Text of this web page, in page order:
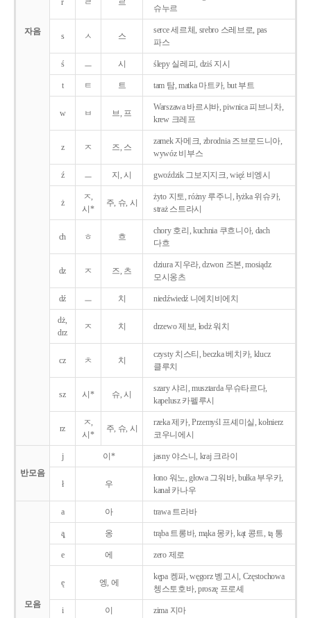
자음
r ㄹ 르
슈누르
s ㅅ 스
serce 세르체, srebro 스레브로, pas
파스
ś ㅡ 시 ślepy 실레피, dziś 지시
t ㅌ 트 tam 탐, matka 마트카, but 부트
w ㅂ 브, 프
Warszawa 바르샤바, piwnica 피브니차,
krew 크레프
z ㅈ 즈, 스
zamek 자메크, zbrodnia 즈브로드니아,
wywóz 비부스
ź ㅡ 지, 시 gwoździk 그보지지크, więź 비엥시
ż
ㅈ,
시*
주, 슈, 시
żyto 지토, różny 루주니, łyżka 위슈카,
straż 스트라시
ch ㅎ 흐
chory 호리, kuchnia 쿠흐니아, dach
다흐
dz ㅈ 즈, 츠
dziura 지우라, dzwon 즈본, mosiądz
모시옹츠
dź ㅡ 치 niedźwiedź 니에치비에치
dż,
drz
ㅈ 치 drzewo 제보, łodż 워치
cz ㅊ 치
czysty 치스티, beczka 베치카, klucz
클루치
sz 시* 슈, 시
szary 샤리, musztarda 무슈타르다,
kapelusz 카펠루시
rz
ㅈ,
시*
주, 슈, 시
rzeka 제카, Przemyśl 프셰미실, kołnierz
코우니에시
반모음
j 이* jasny 야스니, kraj 크라이
ł 우
łono 워노, głowa 그워바, bułka 부우카,
kanał 카나우
모음
a 아 trawa 트라바
ą̨ 옹 trąba 트롱바, mąka 몽카, kąt 콩트, tą 통
e 에 zero 제로
ę 엥, 에
kępa 켕파, węgorz 벵고시, Częstochowa
쳉스토호바, proszę 프로셰
i 이 zima 지마